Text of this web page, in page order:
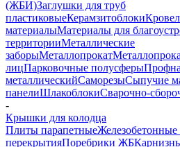
(ЖБИ)Заглушки для труб
пластиковыеКерамзитоблоки
материалыМатериалы для
территорииМеталлические
заборыМеталлопрокат
лицПарковочные полусферы
металлическийСаморезыСыпучие
панелиШлакоблокиСварочно-
-
Крышки для колодца
Плиты парапетные
перекрытияПоребрики ЖБ